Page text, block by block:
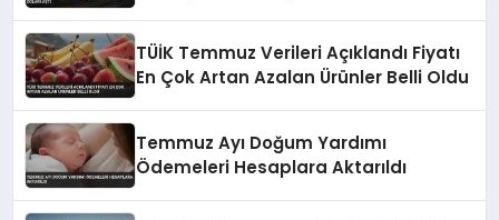
TÜİK Temmuz Verileri Açıklandı Fiyatı
En Çok Artan Azalan Ürünler Belli Oldu
Temmuz Ayı Doğum Yardımı
Ödemeleri Hesaplara Aktarıldı